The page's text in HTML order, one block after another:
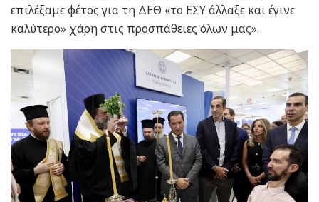
επιλέξαμε φέτος για τη ΔΕΘ «το ΕΣΥ άλλαξε και έγινε
καλύτερο» χάρη στις προσπάθειες όλων μας».